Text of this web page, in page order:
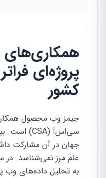
همکاری‌های
پروژه‌ای
کشور
جهان در آن مشارکت
به تحلیل داده‌های وب